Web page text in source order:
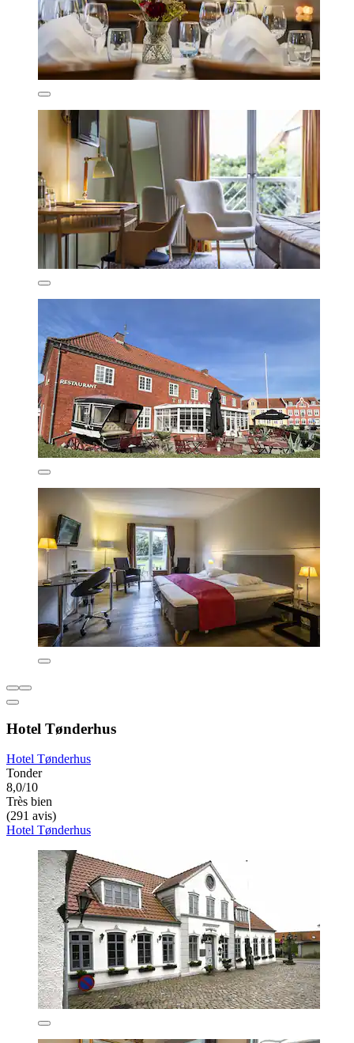
Hotel Tønderhus
Hotel Tønderhus
Tonder
8,0/10
Très bien
(291 avis)
Hotel Tønderhus